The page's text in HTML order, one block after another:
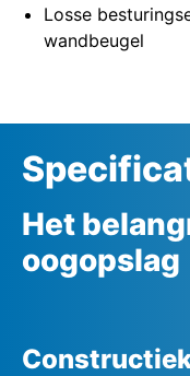
Losse
wandbeugel
Het
oogopslag